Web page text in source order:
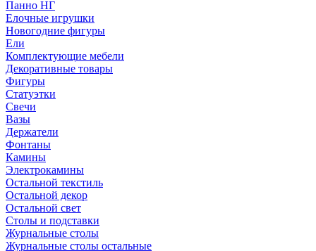
Панно НГ
Елочные игрушки
Новогодние фигуры
Ели
Комплектующие мебели
Декоративные товары
Фигуры
Статуэтки
Свечи
Вазы
Держатели
Фонтаны
Камины
Электрокамины
Остальной текстиль
Остальной декор
Остальной свет
Столы и подставки
Журнальные столы
Журнальные столы остальные